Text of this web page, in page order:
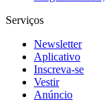
Serviços
Newsletter
Aplicativo
Inscreva-se
Vestir
Anúncio